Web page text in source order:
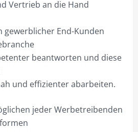
Vertrieb an die Hand
gewerblicher End-Kunden
beantworten und diese
und effizienter abarbeiten.
jeder Werbetreibenden